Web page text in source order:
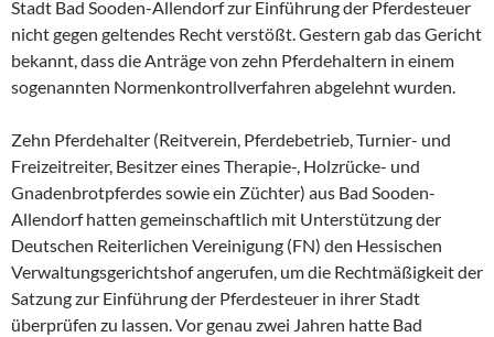
Stadt Bad Sooden-Allendorf zur Einführung der Pferdesteuer
nicht gegen geltendes Recht verstößt. Gestern gab das Gericht
bekannt, dass die Anträge von zehn Pferdehaltern in einem
sogenannten Normenkontrollverfahren abgelehnt wurden.
Zehn Pferdehalter (Reitverein, Pferdebetrieb, Turnier- und
Freizeitreiter, Besitzer eines Therapie-, Holzrücke- und
Gnadenbrotpferdes sowie ein Züchter) aus Bad Sooden-
Allendorf hatten gemeinschaftlich mit Unterstützung der
Deutschen Reiterlichen Vereinigung (FN) den Hessischen
Verwaltungsgerichtshof angerufen, um die Rechtmäßigkeit der
Satzung zur Einführung der Pferdesteuer in ihrer Stadt
überprüfen zu lassen. Vor genau zwei Jahren hatte Bad